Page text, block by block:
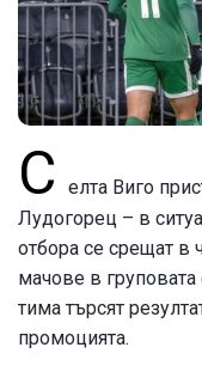
С
елта Виго
Лудогорец – в
отбора се срещат в
мачове в
тима търсят
промоцията.